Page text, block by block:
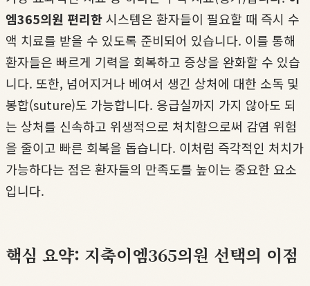
엠365의원 편리한시스템은 환자들이 필요할 때 즉시 수
액 치료를 받을 수 있도록 준비되어 있습니다. 이를 통해
환자들은 빠르게 기력을 회복하고 증상을 완화할 수 있습
니다. 또한, 넘어지거나 베여서 생긴 상처에 대한 소독 및
봉합(suture)도 가능합니다. 응급실까지 가지 않아도 되
는 상처를 신속하고 위생적으로 처치함으로써 감염 위험
을 줄이고 빠른 회복을 돕습니다. 이처럼 즉각적인 처치가
가능하다는 점은 환자들의 만족도를 높이는 중요한 요소
입니다.
핵심 요약: 지축이엠365의원 선택의 이점